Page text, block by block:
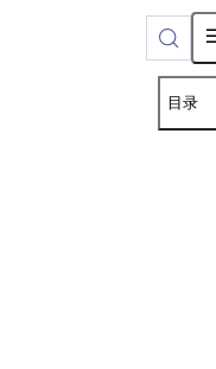
目录